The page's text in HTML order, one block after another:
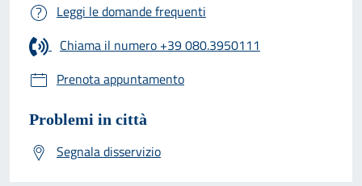
Leggi le domande frequenti
Chiama il numero +39 080.3950111
Prenota appuntamento
Problemi in città
Segnala disservizio